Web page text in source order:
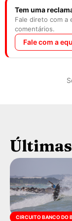
Tem uma
Fale direto com a
comentários.
Fale com a
Últimas
CIRCUITO BANCO DO